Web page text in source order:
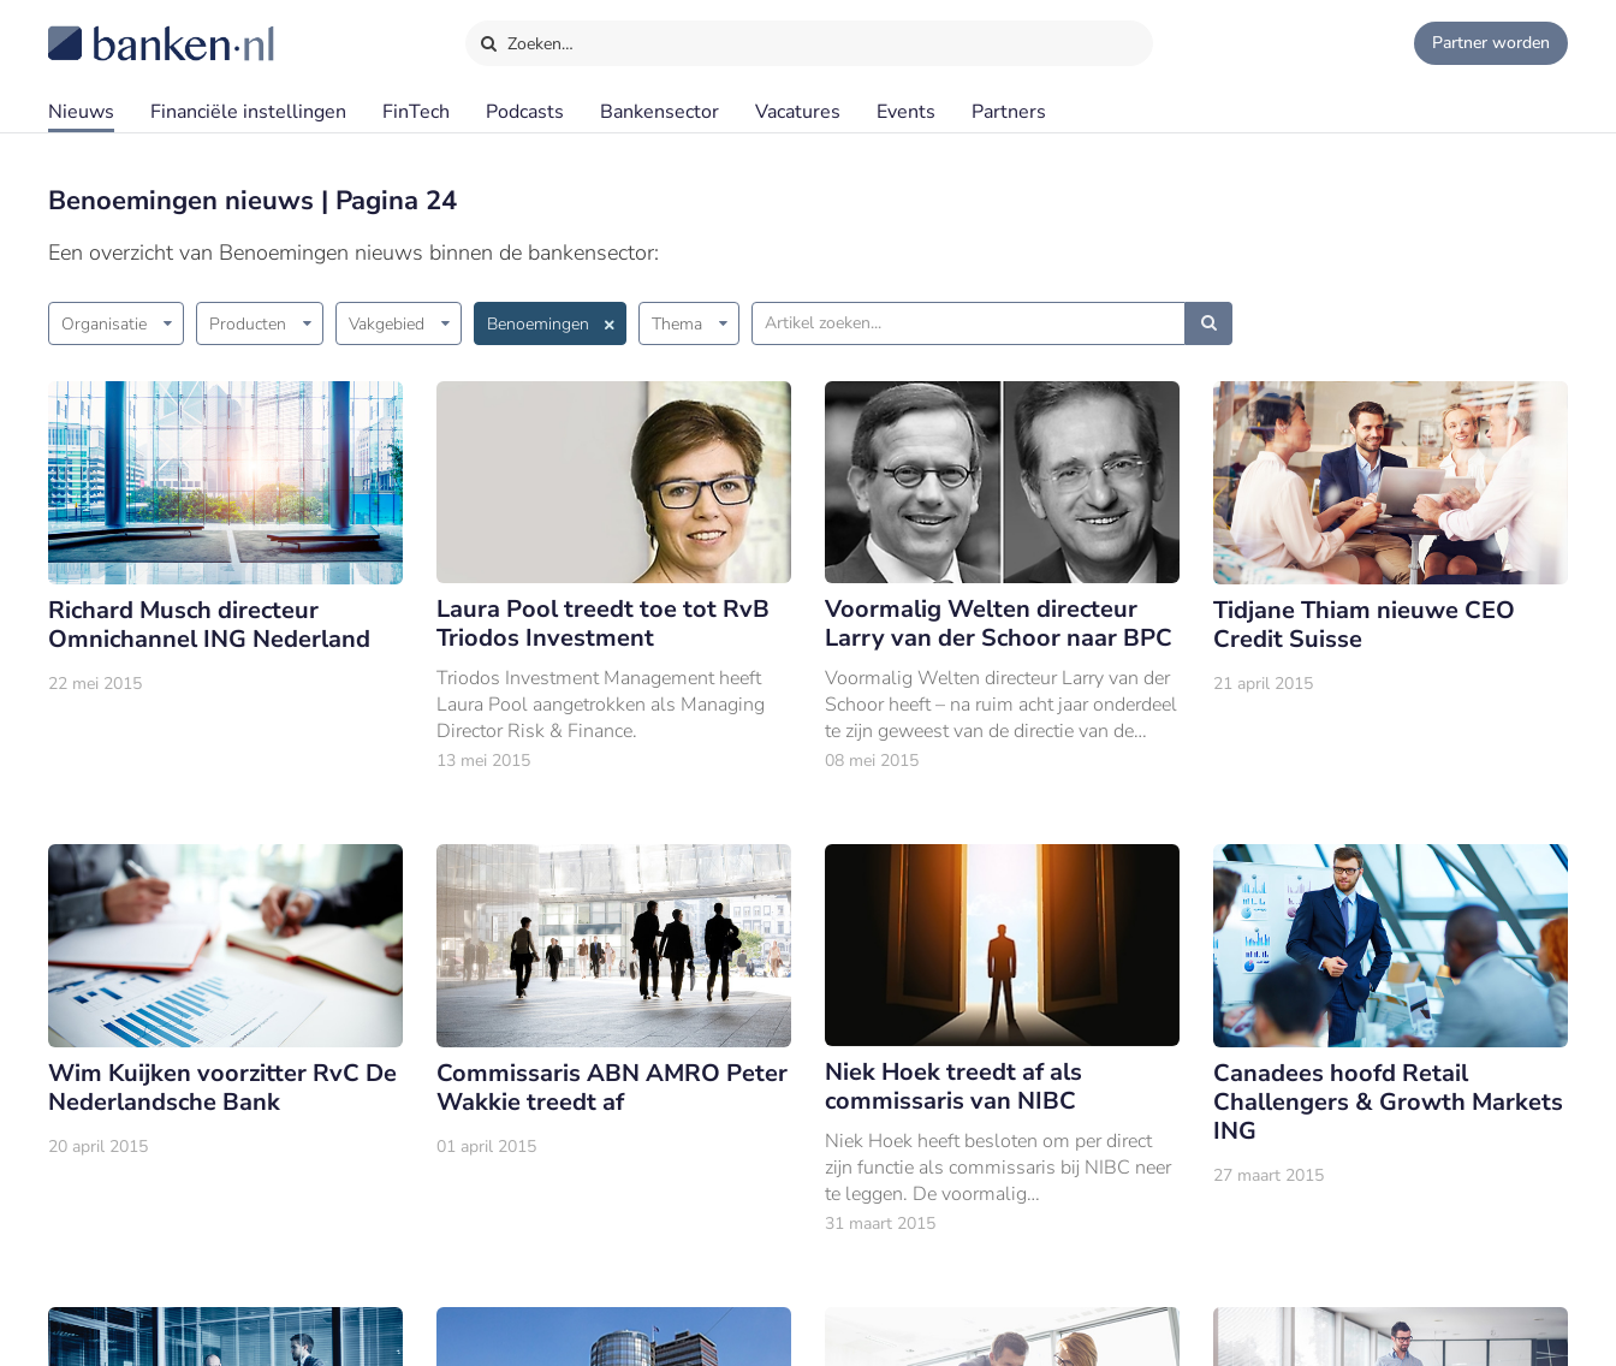
Zoeken… Partner worden
Nieuws Financiële instellingen FinTech Podcasts Bankensector Vacatures Events Partners
Benoemingen nieuws | Pagina 24
Een overzicht van Benoemingen nieuws binnen de bankensector:
Organisatie Producten Vakgebied Benoemingen Thema
Richard Musch directeur
Omnichannel ING Nederland
22 mei 2015
Laura Pool treedt toe tot RvB
Triodos Investment
Triodos Investment Management heeft
Laura Pool aangetrokken als Managing
Director Risk & Finance.
13 mei 2015
Voormalig Welten directeur
Larry van der Schoor naar BPC
Voormalig Welten directeur Larry van der
Schoor heeft – na ruim acht jaar onderdeel
te zijn geweest van de directie van de
financieel opleider – de overstap gemaakt
08 mei 2015
Tidjane Thiam nieuwe CEO
Credit Suisse
21 april 2015
Wim Kuijken voorzitter RvC De
Nederlandsche Bank
20 april 2015
Commissaris ABN AMRO Peter
Wakkie treedt af
01 april 2015
Niek Hoek treedt af als
commissaris van NIBC
Niek Hoek heeft besloten om per direct
zijn functie als commissaris bij NIBC neer
te leggen. De voormalig
bestuursvoorzitter van Delta Lloyd was
31 maart 2015
Canadees hoofd Retail
Challengers & Growth Markets
ING
27 maart 2015